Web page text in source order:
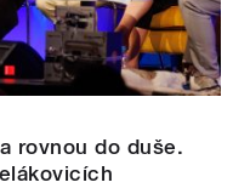
rovnou do duše.